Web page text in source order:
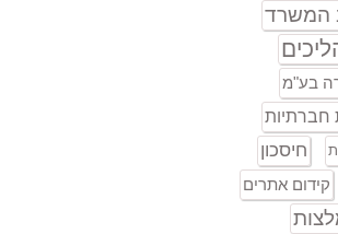
המשרד
בע"מ
חברתיות
חיסכון
קידום אתרים